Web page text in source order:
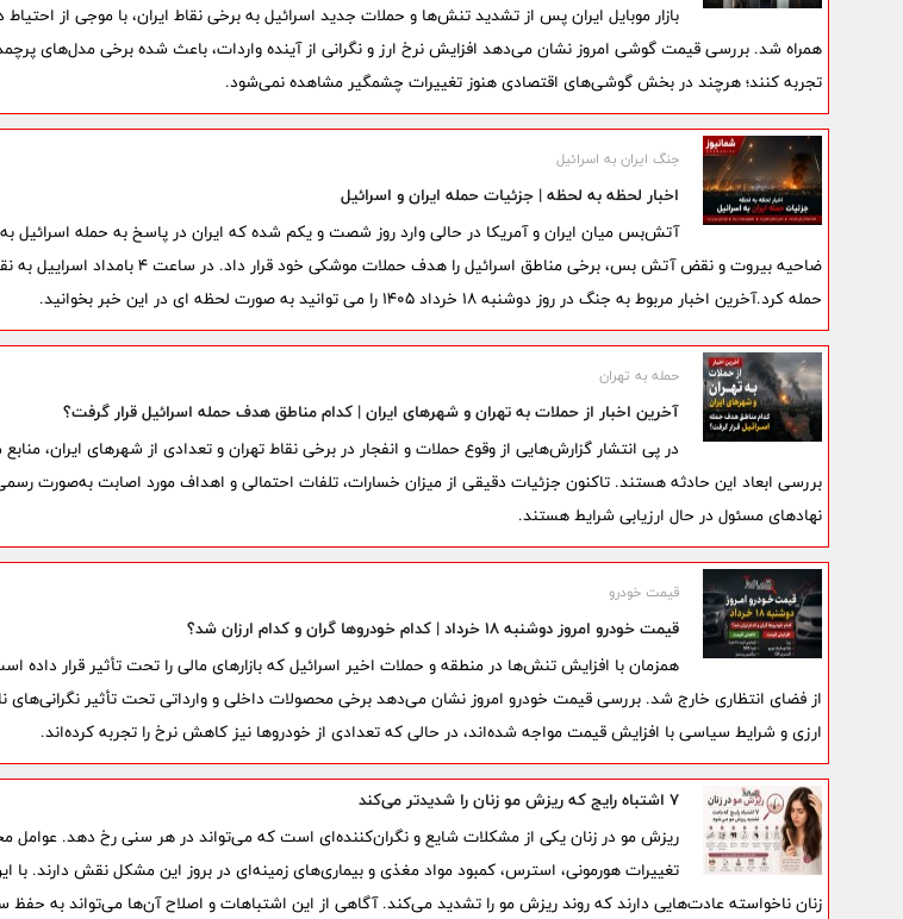
بازار موبایل ایران پس از تشدید تنش‌ها و حملات جدید اسرائیل به برخی نقاط ایران، با موجی از
همراه شد. بررسی قیمت گوشی امروز نشان می‌دهد افزایش نرخ ارز و نگرانی از آینده واردات، باعث شده برخی مدل‌های
تجربه کنند؛ هرچند در بخش گوشی‌های اقتصادی هنوز تغییرات چشمگیر مشاهده نمی‌شود.
جنگ ایران به اسرائیل
اخبار لحظه به لحظه | جزئیات حمله ایران و اسرائیل
آتش‌بس میان ایران و آمریکا در حالی وارد روز شصت و یکم شده که ایران در پاسخ به حمله اسرائیل
ضاحیه بیروت و نقض آتش بس، برخی مناطق اسرائیل را هدف حملات
حمله کرد.آخرین اخبار مربوط به جنگ در روز دوشنبه 18 خرداد 1405 را می توانید به صورت لحظه ای در این خبر بخوانید.
حمله به تهران
آخرین اخبار از حملات به تهران و شهرهای ایران | کدام مناطق هدف حمله اسرائیل قرار گرفت؟
در پی انتشار گزارش‌هایی از وقوع حملات و انفجار در برخی نقاط تهران و تعدادی از شهرهای ایران،
بررسی ابعاد این حادثه هستند. تاکنون جزئیات دقیقی از میزان خسارات، تلفات احتمالی و اهداف مورد اصابت به‌صورت
نهادهای مسئول در حال ارزیابی شرایط هستند.
قیمت خودرو
قیمت خودرو امروز دوشنبه ۱۸ خرداد | کدام خودروها گران و کدام ارزان شد؟
همزمان با افزایش تنش‌ها در منطقه و حملات اخیر اسرائیل که بازارهای مالی را تحت تأثیر قرار داده
از فضای انتظاری خارج شد. بررسی قیمت خودرو امروز نشان می‌دهد برخی محصولات داخلی و وارداتی تحت تأثیر نگرانی‌های
ارزی و شرایط سیاسی با افزایش قیمت مواجه شده‌اند، در حالی که تعدادی از خودروها نیز کاهش نرخ را تجربه کرده‌اند.
۷ اشتباه رایج که ریزش مو زنان را شدیدتر می‌کند
ریزش مو در زنان یکی از مشکلات شایع و نگران‌کننده‌ای است که می‌تواند در هر سنی رخ دهد. عوامل
تغییرات هورمونی، استرس، کمبود مواد مغذی و بیماری‌های زمینه‌ای در بروز این مشکل نقش دارند. با
زنان ناخواسته عادت‌هایی دارند که روند ریزش مو را تشدید می‌کند. آگاهی از این اشتباهات و اصلاح آن‌ها می‌تواند به حفظ